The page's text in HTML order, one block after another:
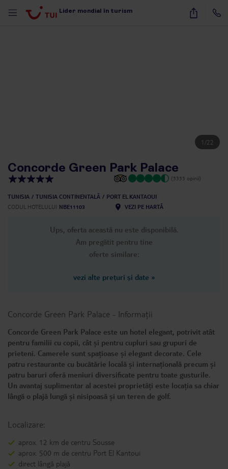
Lider mondial în turism
1 /22
Concorde Green Park Palace
(3333 opinii)
TUNISIA TUNISIA CONTINENTALĂ
PORT EL KANTAOUI
CODUL HOTELULUI NBE11103 VEZI PE HARTĂ
Ups, oferta această nu este disponibilă.
Am pregătit pentru tine
oferte similare:
vezi alte prețuri și date »
Concorde Green Park Palace - Informații
Concorde Green Park Palace este un hotel elegant, potrivit atât
pentru familii cu copii, cât și pentru cupluri sau grupuri de
prieteni. Camerele sunt spațioase și elegant decorate. Cele
patru restaurante cu bucătărie locală și internațională precum și
patru baruri oferă meniuri diversificate pentru toate gusturile.
Un avantaj suplimentar al acestei proprietăți este locația sa chiar
lângă o plajă lungă și nisipoasă și un teren de golf.
Localizare:
aprox. 12 km de centru Sousse
aprox. 500 m de centru Port El Kantoui
direct lângă plajă